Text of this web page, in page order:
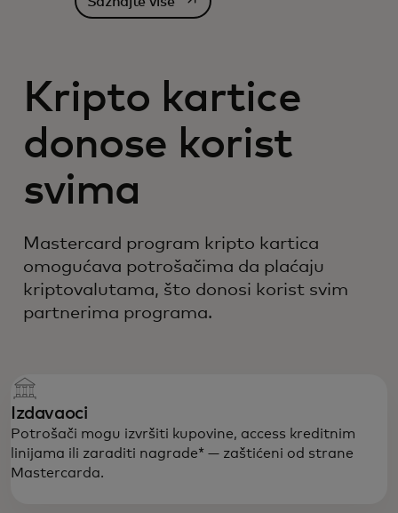
Kripto kartice
donose korist
svima
Mastercard program kripto kartica
omogućava potrošačima da plaćaju
kriptovalutama, što donosi korist svim
partnerima programa.
Izdavaoci
Potrošači mogu izvršiti kupovine, access kreditnim
linijama ili zaraditi nagrade* — zaštićeni od strane
Mastercarda.